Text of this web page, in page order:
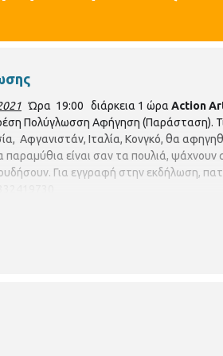
Ώρα 19:00 διάρκεια 1 ώρα Action
Πολύγλωσση Αφήγηση (Παράσταση).
Αφγανιστάν, Ιταλία, Κονγκό, θα
παραμύθια είναι σαν τα πουλιά,
Για εγγραφή στην εκδήλωση,